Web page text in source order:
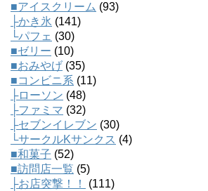
■アイスクリーム (93)
├かき氷 (141)
└パフェ (30)
■ゼリー (10)
■おみやげ (35)
■コンビニ系 (11)
├ローソン (48)
├ファミマ (32)
├セブンイレブン (30)
└サークルKサンクス (4)
■和菓子 (52)
■訪問店一覧 (5)
├お店突撃！！
(111)